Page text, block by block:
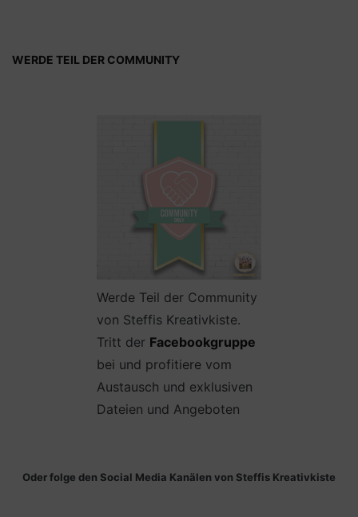
WERDE TEIL DER COMMUNITY
Werde Teil der Community
von Steffis Kreativkiste.
Tritt der Facebookgruppe
bei und profitiere vom
Austausch und exklusiven
Dateien und Angeboten
Oder folge den Social Media Kanälen von Steffis Kreativkiste